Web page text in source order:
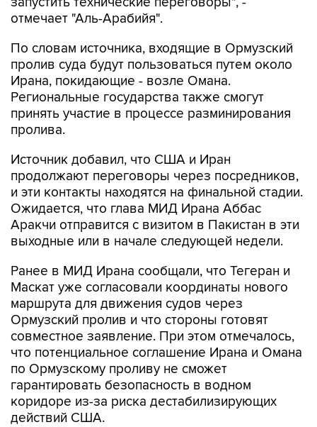
отмечает "Аль-Арабийя".
По словам источника, входящие в Ормузский
пролив суда будут пользоваться путем около
Ирана, покидающие - возле Омана.
Региональные государства также смогут
принять участие в процессе разминирования
пролива.
Источник добавил, что США и Иран
продолжают переговоры через посредников,
и эти контакты находятся на финальной стадии.
Ожидается, что глава МИД Ирана Аббас
Аракчи отправится с визитом в Пакистан в эти
выходные или в начале следующей недели.
Ранее в МИД Ирана сообщали, что Тегеран и
Маскат уже согласовали координаты нового
маршрута для движения судов через
Ормузский пролив и что стороны готовят
совместное заявление. При этом отмечалось,
что потенциальное соглашение Ирана и Омана
по Ормузскому проливу не сможет
гарантировать безопасность в водном
коридоре из-за риска дестабилизирующих
действий США.